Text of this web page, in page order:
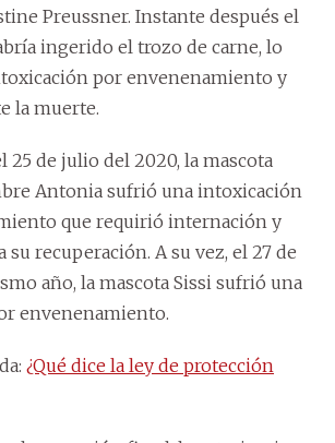
Preussner. Instante después el
ingerido el trozo de carne, lo
por envenenamiento y
la muerte.
25 de julio del 2020, la mascota
Antonia sufrió una intoxicación
que requirió internación y
su recuperación. A su vez, el 27 de
año, la mascota Sissi sufrió una
envenenamiento.
¿Qué dice la ley de protección